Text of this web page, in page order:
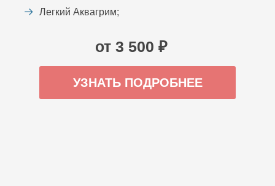
Легкий Аквагрим;
от 3 500 ₽
УЗНАТЬ ПОДРОБНЕЕ